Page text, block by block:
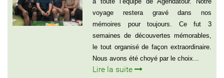
voyage restera gravé dans nos
mémoires pour toujours. Ce fut 3
semaines de découvertes mémorables,
le tout organisé de façon extraordinaire.
Nous avons été choyé par le choix...
Lire la suite